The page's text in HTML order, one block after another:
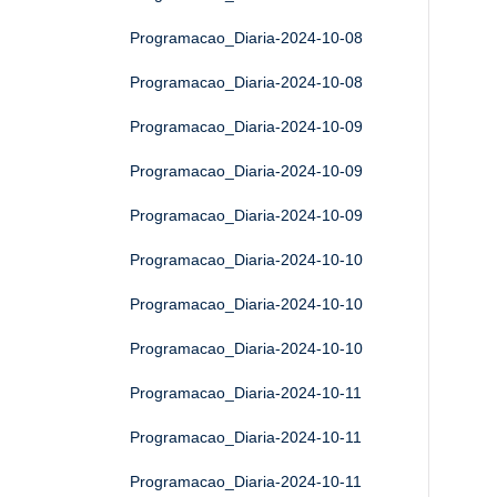
Programacao_Diaria-2024-10-08
Programacao_Diaria-2024-10-08
Programacao_Diaria-2024-10-09
Programacao_Diaria-2024-10-09
Programacao_Diaria-2024-10-09
Programacao_Diaria-2024-10-10
Programacao_Diaria-2024-10-10
Programacao_Diaria-2024-10-10
Programacao_Diaria-2024-10-11
Programacao_Diaria-2024-10-11
Programacao_Diaria-2024-10-11